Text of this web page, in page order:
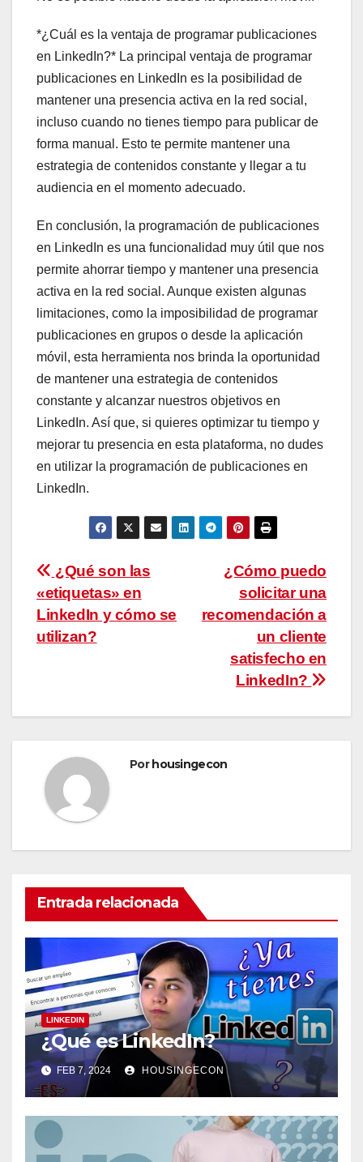
*¿Cuál es la ventaja de programar publicaciones
en LinkedIn?* La principal ventaja de programar
publicaciones en LinkedIn es la posibilidad de
mantener una presencia activa en la red social,
incluso cuando no tienes tiempo para publicar de
forma manual. Esto te permite mantener una
estrategia de contenidos constante y llegar a tu
audiencia en el momento adecuado.
En conclusión, la programación de publicaciones
en LinkedIn es una funcionalidad muy útil que nos
permite ahorrar tiempo y mantener una presencia
activa en la red social. Aunque existen algunas
limitaciones, como la imposibilidad de programar
publicaciones en grupos o desde la aplicación
móvil, esta herramienta nos brinda la oportunidad
de mantener una estrategia de contenidos
constante y alcanzar nuestros objetivos en
LinkedIn. Así que, si quieres optimizar tu tiempo y
mejorar tu presencia en esta plataforma, no dudes
en utilizar la programación de publicaciones en
LinkedIn.
Navegación
de
entradas
¿Cómo puedo
solicitar una
recomendación a
un cliente
satisfecho en
LinkedIn?
¿Qué son las
«etiquetas» en
LinkedIn y cómo se
utilizan?
Porhousingecon
Entrada relacionada
LINKEDIN
¿Qué es LinkedIn?
FEB 7, 2024 HOUSINGECON